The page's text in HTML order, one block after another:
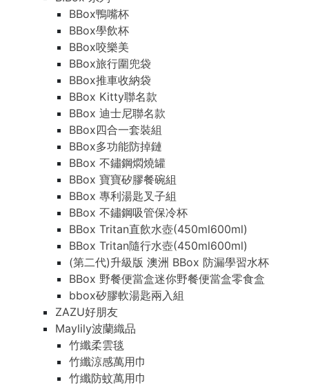
BBox鴨嘴杯
BBox學飲杯
BBox咬樂美
BBox旅行圍兜袋
BBox推車收納袋
BBox Kitty聯名款
BBox 迪士尼聯名款
BBox四合一套裝組
BBox多功能防掉鏈
BBox 不鏽鋼燜燒罐
BBox 寶寶矽膠餐碗組
BBox 專利湯匙叉子組
BBox 不鏽鋼吸管保冷杯
BBox Tritan直飲水壺(450ml600ml)
BBox Tritan隨行水壺(450ml600ml)
(第二代)升級版 澳洲 BBox 防漏學習水杯
BBox 野餐便當盒迷你野餐便當盒零食盒
bbox矽膠軟湯匙兩入組
ZAZU好朋友
Maylily波蘭織品
竹纖柔雲毯
竹纖涼感萬用巾
竹纖防蚊萬用巾